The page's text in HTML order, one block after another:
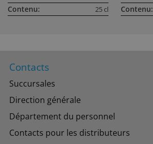
Contenu: 25 cl Contenu:
Contacts
Succursales
Direction générale
Département du personnel
Contacts pour les distributeurs